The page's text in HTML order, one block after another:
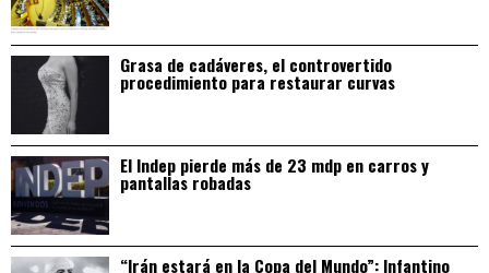
Grasa de cadáveres, el controvertido
procedimiento para restaurar curvas
El Indep pierde más de 23 mdp en carros y
pantallas robadas
“Irán estará en la Copa del Mundo”: Infantino